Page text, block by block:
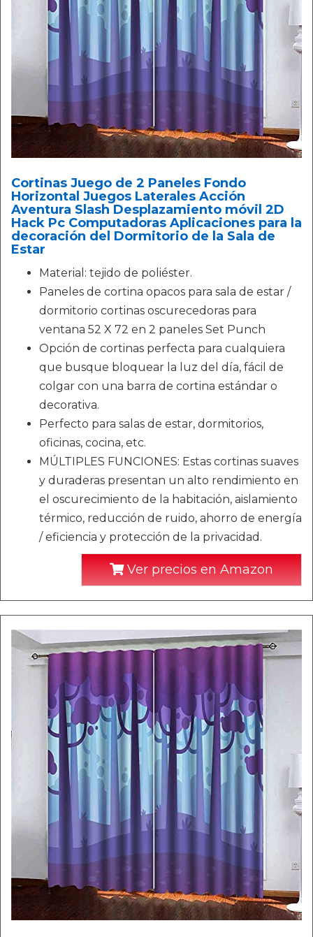
Cortinas Juego de 2 Paneles Fondo
Horizontal Juegos Laterales Acción
Aventura Slash Desplazamiento móvil 2D
Hack Pc Computadoras Aplicaciones para la
decoración del Dormitorio de la Sala de
Estar
Material: tejido de poliéster.
Paneles de cortina opacos para sala de estar /
dormitorio cortinas oscurecedoras para
ventana 52 X 72 en 2 paneles Set Punch
Opción de cortinas perfecta para cualquiera
que busque bloquear la luz del día, fácil de
colgar con una barra de cortina estándar o
decorativa.
Perfecto para salas de estar, dormitorios,
oficinas, cocina, etc.
MÚLTIPLES FUNCIONES: Estas cortinas suaves
y duraderas presentan un alto rendimiento en
el oscurecimiento de la habitación, aislamiento
térmico, reducción de ruido, ahorro de energía
/ eficiencia y protección de la privacidad.
Ver precios en Amazon